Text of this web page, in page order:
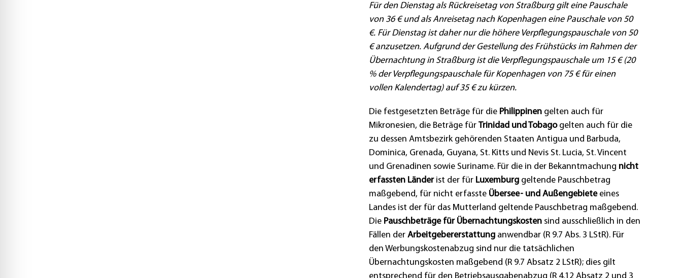
Für den Dienstag als Rückreisetag von Straßburg gilt eine Pauschale
von 36 € und als Anreisetag nach Kopenhagen eine Pauschale von 50
€. Für Dienstag ist daher nur die höhere Verpflegungspauschale von 50
€ anzusetzen. Aufgrund der Gestellung des Frühstücks im Rahmen der
Übernachtung in Straßburg ist die Verpflegungspauschale um 15 € (20
% der Verpflegungspauschale für Kopenhagen von 75 € für einen
vollen Kalendertag) auf 35 € zu kürzen.
Die festgesetzten Beträge für die Philippinen gelten auch für
Mikronesien, die Beträge für Trinidad und Tobagogelten auch für die
zu dessen Amtsbezirk gehörenden Staaten Antigua und Barbuda,
Dominica, Grenada, Guyana, St. Kitts und Nevis St. Lucia, St. Vincent
und Grenadinen sowie Suriname. Für die in der Bekanntmachung nicht
erfassten Länderist der für Luxemburg geltende Pauschbetrag
maßgebend, für nicht erfasste Übersee- und Außengebieteeines
Landes ist der für das Mutterland geltende Pauschbetrag maßgebend.
Die Pauschbeträge für Übernachtungskosten sind ausschließlich in den
Fällen der Arbeitgebererstattung anwendbar (R 9.7 Abs. 3 LStR). Für
den Werbungskostenabzug sind nur die tatsächlichen
Übernachtungskosten maßgebend (R 9.7 Absatz 2 LStR); dies gilt